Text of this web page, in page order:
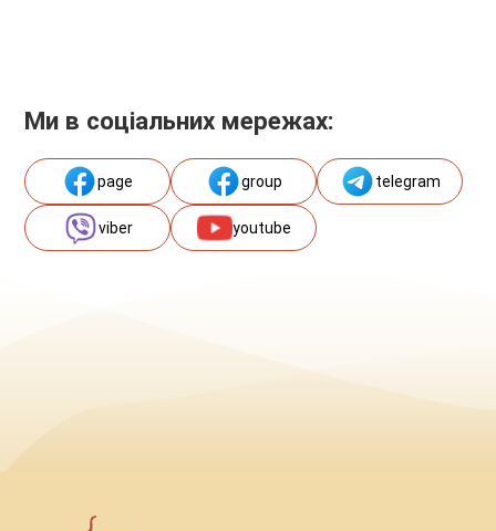
Ми в соціальних мережах:
page group telegram
viber youtube